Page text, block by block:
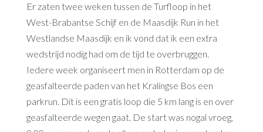
Er zaten twee weken tussen de Turfloop in het
West-Brabantse Schijf en de Maasdijk Run in het
Westlandse Maasdijk en ik vond dat ik een extra
wedstrijd nodig had om de tijd te overbruggen.
Iedere week organiseert men in Rotterdam op de
geasfalteerde paden van het Kralingse Bos een
parkrun. Dit is een gratis loop die 5 km lang is en over
geasfalteerde wegen gaat. De start was nogal vroeg,